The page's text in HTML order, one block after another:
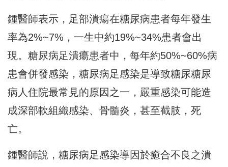
鍾醫師表示，足部潰瘍在糖尿病患者每年發生
率為2%~7%，一生中約19%~34%患者會出
現。糖尿病足潰瘍患者中，每年約50%~60%病
患會併發感染，糖尿病足感染是導致糖尿糖尿
病人住院最常見的原因之一，嚴重感染可能造
成深部軟組織感染、骨髓炎，甚至截肢，死
亡。
鍾醫師說，糖尿病足感染導因於癒合不良之潰